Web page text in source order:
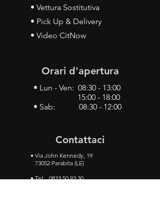
• Vettura Sostitutiva
• Pick Up & Delivery
• Video CitNow
Orari d'apertura
• Lun - Ven: 08:30 - 13:00
15:00 - 18:00
• Sab: 08:30 - 12:00
Contattaci
• Via John Kennedy, 19
73052 Parabita (LE)
• Tel:0833 50 93 30